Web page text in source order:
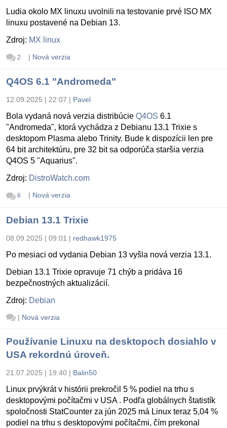
Ludia okolo MX linuxu uvolnili na testovanie prvé ISO MX
linuxu postavené na Debian 13.
Zdroj: MX linux
2 | Nová verzia
Q4OS 6.1 "Andromeda"
12.09.2025 | 22:07 | Pavel
Bola vydaná nová verzia distribúcie Q4OS 6.1
"Andromeda", ktorá vychádza z Debianu 13.1 Trixie s
desktopom Plasma alebo Trinity. Bude k dispozícii len pre
64 bit architektúru, pre 32 bit sa odporúča staršia verzia
Q4OS 5 "Aquarius".
Zdroj: DistroWatch.com
6 | Nová verzia
Debian 13.1 Trixie
08.09.2025 | 09:01 | redhawk1975
Po mesiaci od vydania Debian 13 vyšla nová verzia 13.1.
Debian 13.1 Trixie opravuje 71 chýb a pridáva 16
bezpečnostných aktualizácií.
Zdroj: Debian
| Nová verzia
Používanie Linuxu na desktopoch dosiahlo v
USA rekordnú úroveň.
21.07.2025 | 19:40 | Balin50
Linux prvýkrát v histórii prekročil 5 % podiel na trhu s
desktopovými počítačmi v USA . Podľa globálnych štatistík
spoločnosti StatCounter za jún 2025 má Linux teraz 5,04 %
podiel na trhu s desktopovými počítačmi, čím prekonal